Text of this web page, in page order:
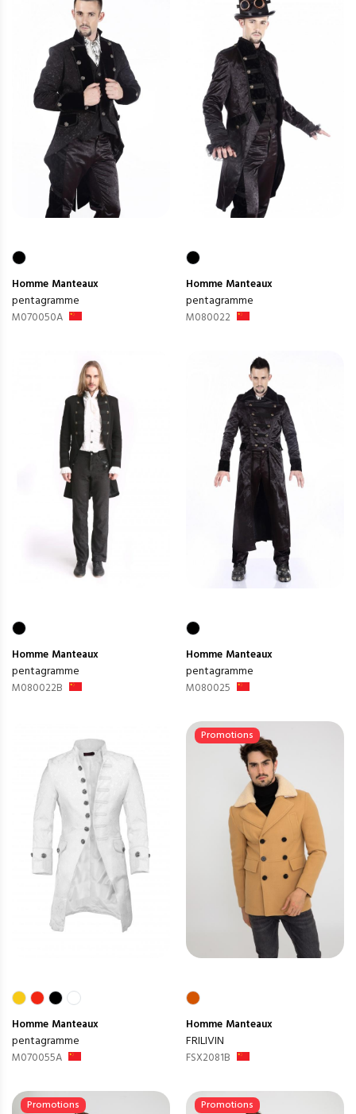
Homme Manteaux
pentagramme
M070050A
Homme Manteaux
pentagramme
M080022
Homme Manteaux
pentagramme
M080022B
Homme Manteaux
pentagramme
M080025
Homme Manteaux
pentagramme
M070055A
Promotions
Homme Manteaux
FRILIVIN
FSX2081B
Promotions Promotions